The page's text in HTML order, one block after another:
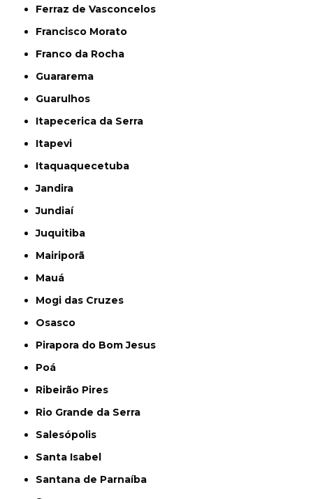
Ferraz de Vasconcelos
Francisco Morato
Franco da Rocha
Guararema
Guarulhos
Itapecerica da Serra
Itapevi
Itaquaquecetuba
Jandira
Jundiaí
Juquitiba
Mairiporã
Mauá
Mogi das Cruzes
Osasco
Pirapora do Bom Jesus
Poá
Ribeirão Pires
Rio Grande da Serra
Salesópolis
Santa Isabel
Santana de Parnaíba